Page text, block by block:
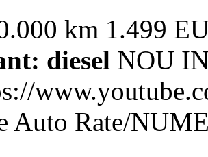
km 1.499
diesel NOU
Auto Rate/